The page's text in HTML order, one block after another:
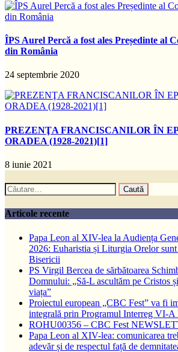
ÎPS Aurel Percă a fost ales Președinte al
din România
24 septembrie 2020
PREZENŢA FRANCISCANILOR ÎN
ORADEA (1928-2021)[1]
8 iunie 2021
Caută
după:
Articole recente
Papa Leon al XIV-lea la Audiența
2026: Euharistia și Liturgia Orelor
Bisericii
PS Virgil Bercea de sărbătoarea
Domnului: „Să-L ascultăm pe Cristos
viața”
Proiectul european „CBC Fest” va fi
integrală prin Programul Interreg VI-A
ROHU00356 – CBC Fest
Papa Leon al XIV-lea: comunicarea
adevăr și de respectul față de